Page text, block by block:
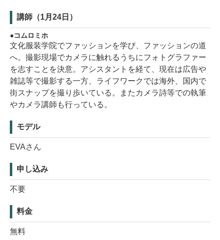
講師（1月24日）
コムロミホ
文化服装学院でファッションを学び、ファッションの道
へ。撮影現場でカメラに触れるうちにフォトグラファー
を志すことを決意。アシスタントを経て、現在は広告や
雑誌等で撮影する一方、ライフワークでは海外、国内で
街スナップを撮り歩いている。またカメラ詩等での執筆
やカメラ講師も行っている。
モデル
EVAさん
申し込み
不要
料金
無料